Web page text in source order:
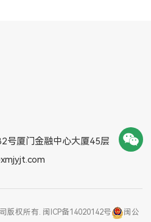
号厦门金融中心大厦45层
版权所有. 闽ICP备14020142号 闽公